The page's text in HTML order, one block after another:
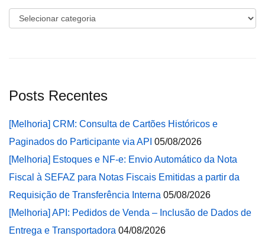
Categorias
Posts Recentes
[Melhoria] CRM: Consulta de Cartões Históricos e
Paginados do Participante via API 05/08/2026
[Melhoria] Estoques e NF-e: Envio Automático da Nota
Fiscal à SEFAZ para Notas Fiscais Emitidas a partir da
Requisição de Transferência Interna 05/08/2026
[Melhoria] API: Pedidos de Venda – Inclusão de Dados de
Entrega e Transportadora 04/08/2026